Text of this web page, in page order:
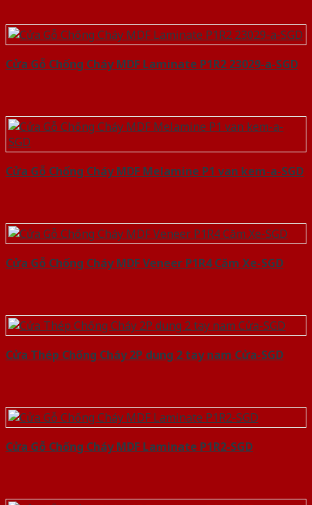
Cửa Gỗ Chống Cháy MDF Laminate P1R2 23029-a-SGD
Cửa Gỗ Chống Cháy MDF Melamine P1 van kem-a-SGD
Cửa Gỗ Chống Cháy MDF Veneer P1R4 Căm Xe-SGD
Cửa Thép Chống Cháy 2P dung 2 tay nam Cửa-SGD
Cửa Gỗ Chống Cháy MDF Laminate P1R2-SGD